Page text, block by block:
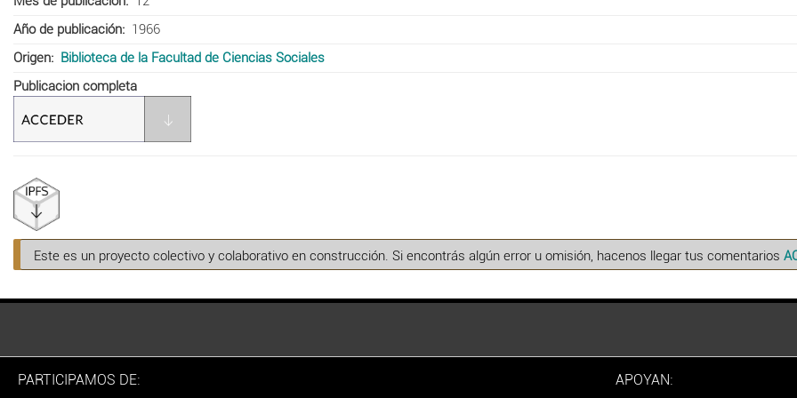
Año de publicación
1966
Origen
Biblioteca de la Facultad de Ciencias Sociales
Publicacion completa
Este es un proyecto colectivo y colaborativo en construcción. Si encontrás algún error u omisión, hacenos llegar tus comentarios
PARTICIPAMOS DE: APOYAN: